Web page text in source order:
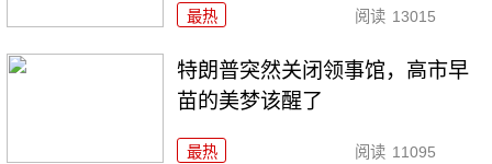
最热 阅读 13015
特朗普突然关闭领事馆，高市早
苗的美梦该醒了
最热 阅读 11095